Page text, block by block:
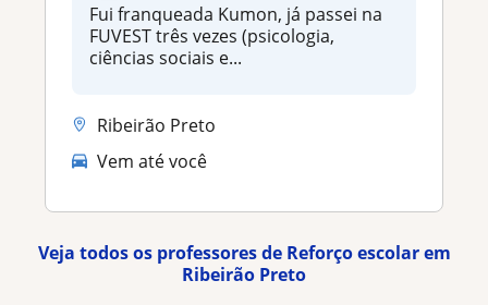
Fui franqueada Kumon, já passei na
FUVEST três vezes (psicologia,
ciências sociais e...
Ribeirão Preto
Vem até você
Veja todos os professores de Reforço escolar em
Ribeirão Preto